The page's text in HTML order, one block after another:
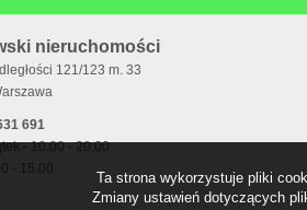
nieruchomości
121/123 m. 33
691
- 10.00 - 20.00
- 15.00
Ta strona wykorzystuje pliki
Zmiany ustawień dotyczących